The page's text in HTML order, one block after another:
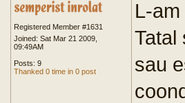
Registered Member #1631
Joined: Sat Mar 21 2009,
09:49AM
Posts: 9
Thanked 0 time in 0 post
L-
Tatal
sau